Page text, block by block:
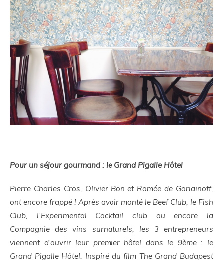
Pour un séjour gourmand : le Grand Pigalle Hôtel
Pierre Charles Cros, Olivier Bon et Romée de Goriainoff,
ont encore frappé ! Après avoir monté le Beef Club, le Fish
Club, l’Experimental Cocktail club ou encore la
Compagnie des vins surnaturels, les 3 entrepreneurs
viennent d’ouvrir leur premier hôtel dans le 9ème : le
Grand Pigalle Hôtel. Inspiré du film The Grand Budapest